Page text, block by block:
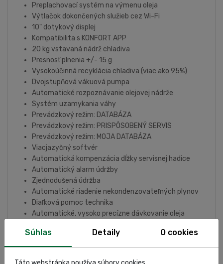
Preplachovací systém na výmenu oleja
Výtlačok dokončených služieb cez Wi-Fi
10" dotykový displej
Kompatibilita s KONFORT APP
20 kg vstavaná nádrž chladiva
Presnosť plnenia +/- 15 g
Vysokoúčinná recyklácia chladiva (viac ako 95%)
Dvojstupňová vákuová pumpa
Automatické rozpoznávanie olejovej nádrže
Systém uzamykania váhy
Prevádzkový režim: DATABÁZA
Prevádzkový režim: PRISPÔSOBENÝ SERVIS
Prevádzkový režim: MOJA DATABÁZA
Viacjazyčný softvér
Automatická kompenzácia dĺžky servisnej hadice
Automatický alarm údržby
Zjednodušená údržba
Automatické riadenie nekondenzovateľných plynov
Diaľková pomoc technika
Automatické, vysoko precízne dávkovanie oleja
Súhlas Detaily O cookies